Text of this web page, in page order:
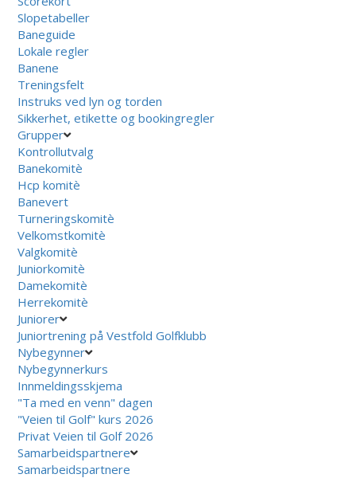
Slopetabeller
Baneguide
Lokale regler
Banene
Treningsfelt
Instruks ved lyn og torden
Sikkerhet, etikette og bookingregler
Grupper
Kontrollutvalg
Banekomitè
Hcp komitè
Banevert
Turneringskomitè
Velkomstkomitè
Valgkomitè
Juniorkomitè
Damekomitè
Herrekomitè
Juniorer
Juniortrening på Vestfold Golfklubb
Nybegynner
Nybegynnerkurs
Innmeldingsskjema
"Ta med en venn" dagen
"Veien til Golf" kurs 2026
Privat Veien til Golf 2026
Samarbeidspartnere
Samarbeidspartnere